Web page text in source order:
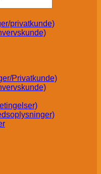
privatkunde)
Privatkunde)